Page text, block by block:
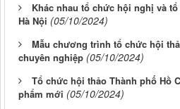
Khác nhau tổ chức hội nghị và
Hà Nội (05/10/2024)
Mẫu chương trình tổ chức hội
chuyên nghiệp (05/10/2024)
Tổ chức hội thảo Thành phố Hồ
phẩm mới (05/10/2024)